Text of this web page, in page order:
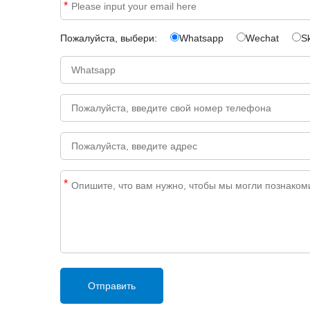
*
Пожалуйста, выбери: Whatsapp Wechat
*